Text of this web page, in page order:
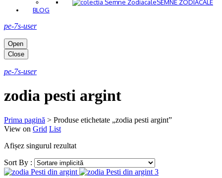
SEMNE ZODIACALE
BLOG
pe-7s-user
Open
Close
pe-7s-user
zodia pesti argint
Prima pagină > Produse etichetate „zodia pesti argint”
View on Grid List
Afișez singurul rezultat
Sort By :